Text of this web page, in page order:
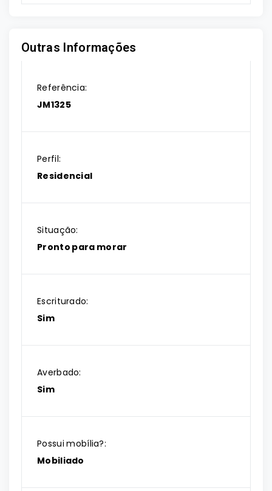
Outras Informações
Referência:
JM1325
Perfil:
Residencial
Situação:
Pronto para morar
Escriturado:
Sim
Averbado:
Sim
Possui mobília?:
Mobiliado